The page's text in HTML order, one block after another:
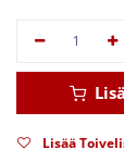
Lisää